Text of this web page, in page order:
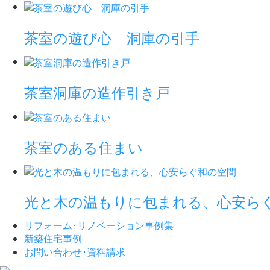
茶室の遊び心 洞庫の引手
茶室洞庫の造作引き戸
茶室のある住まい
光と木の温もりに包まれる、心安ら
リフォーム･ リノベーション事例集
新築住宅事例
お問い合わせ･資料請求